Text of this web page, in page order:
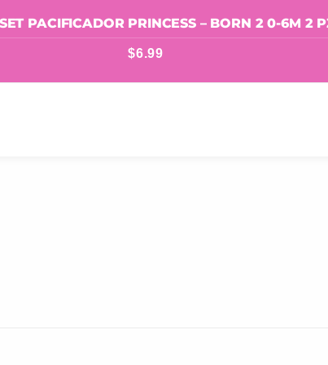
PACIFICADOR PRINCESS – BORN 2 0-6M 2
$6.99